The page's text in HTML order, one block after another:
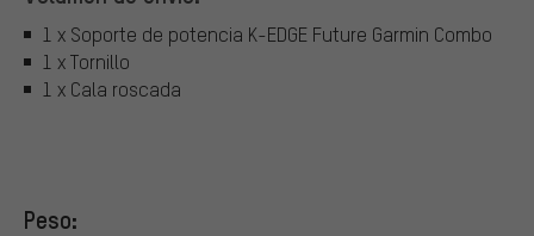
1 x Soporte de potencia K-EDGE Future Garmin Combo
1 x Tornillo
1 x Cala roscada
Peso: